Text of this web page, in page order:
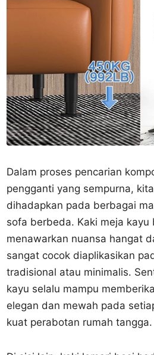
Dalam proses pencarian
pengganti yang sempurna,
dihadapkan pada berbagai
sofa berbeda. Kaki meja kayu
menawarkan nuansa hangat
sangat cocok diaplikasikan
tradisional atau minimalis.
kayu selalu mampu
elegan dan mewah pada
kuat perabotan rumah tangga.